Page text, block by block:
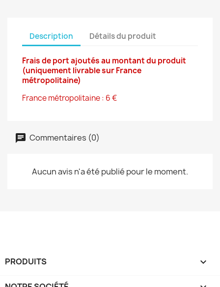
Description Détails du produit
Frais de port ajoutés au montant du produit
(uniquement livrable sur France
métropolitaine)
France métropolitaine : 6 €
Commentaires (0)
Aucun avis n'a été publié pour le moment.
PRODUITS 